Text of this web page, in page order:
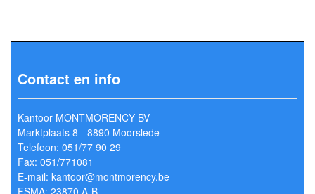
Contact en info
Kantoor MONTMORENCY BV
Marktplaats 8 - 8890 Moorslede
Telefoon: 051/77 90 29
Fax: 051/771081
E-mail: kantoor@montmorency.be